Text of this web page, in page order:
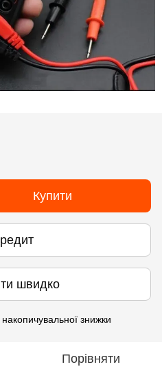
Купити
швидко
знижки
Порівняти